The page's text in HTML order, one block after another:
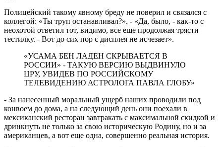
Полицейский такому явному бреду не поверил и связался с
коллегой: «Ты труп останавливал?». - «Да, было, - как-то с
неохотой ответил тот, видимо, все еще продолжая трясти
тестилку. - Вот до сих пор с дисплея не исчезает».
«УСАМА БЕН ЛАДЕН СКРЫВАЕТСЯ В
РОССИИ» - ТАКУЮ ВЕРСИЮ ВЫДВИНУЛО
ЦРУ, УВИДЕВ ПО РОССИЙСКОМУ
ТЕЛЕВИДЕНИЮ АСТРОЛОГА ПАВЛА ГЛОБУ»
- За нанесенный моральный ущерб наших проводили под
конвоем до дома, а на следующий день они поехали в
мексиканский ресторан завтракать с максимальной скидкой и
дринкнуть не только за свою историческую Родину, но и за
американцев, а вот еще одна, совершенно реальная история.